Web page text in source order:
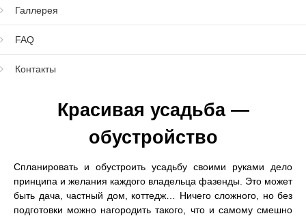
Галлерея
FAQ
Контакты
Красивая усадьба —
обустройство
Спланировать и обустроить усадьбу своими руками дело
принципа и желания каждого владельца фазенды. Это может
быть дача, частный дом, коттедж… Ничего сложного, но без
подготовки можно нагородить такого, что и самому смешно